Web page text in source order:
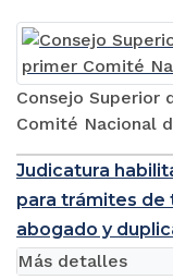
Consejo Superior
Comité Nacional
Judicatura
para trámites
abogado y
Más detalles